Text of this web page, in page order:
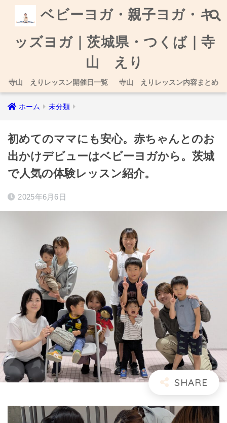
ベビーヨガ・親子ヨガ・キ
ッズヨガ｜茨城県・つくば｜寺
山 えり
寺山 えりレッスン開催日一覧 寺山 えりレッスン内容まとめ
ホーム 未分類
初めてのママにも安心。赤ちゃんとのお
出かけデビューはベビーヨガから。茨城
で人気の体験レッスン紹介。
2025年6月6日